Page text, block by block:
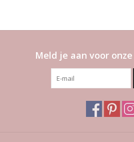
Meld je aan voor